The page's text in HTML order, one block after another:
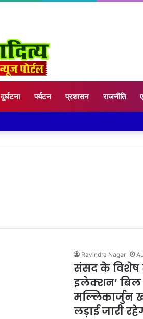
दुर्घटना पर्यटन प्रशासन राजनीति
Ravindra Nagar
संसद के विशेष
इलेक्शन’
मल्लिकार्जुन
लड़ाई जारी